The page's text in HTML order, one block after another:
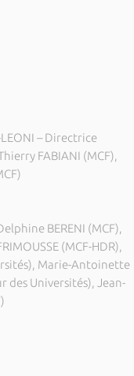
LEONI – Directrice
FABIANI (MCF),
BERENI (MCF),
(MCF-HDR),
Marie-Antoinette
des Universités), Jean-